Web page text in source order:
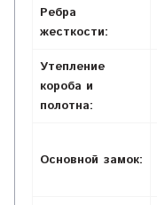
Ребра
жесткости:
Утепление
короба и
полотна:
Основной замок: